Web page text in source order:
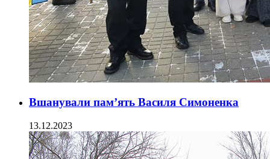
Вшанували пам’ять Василя Симоненка
13.12.2023